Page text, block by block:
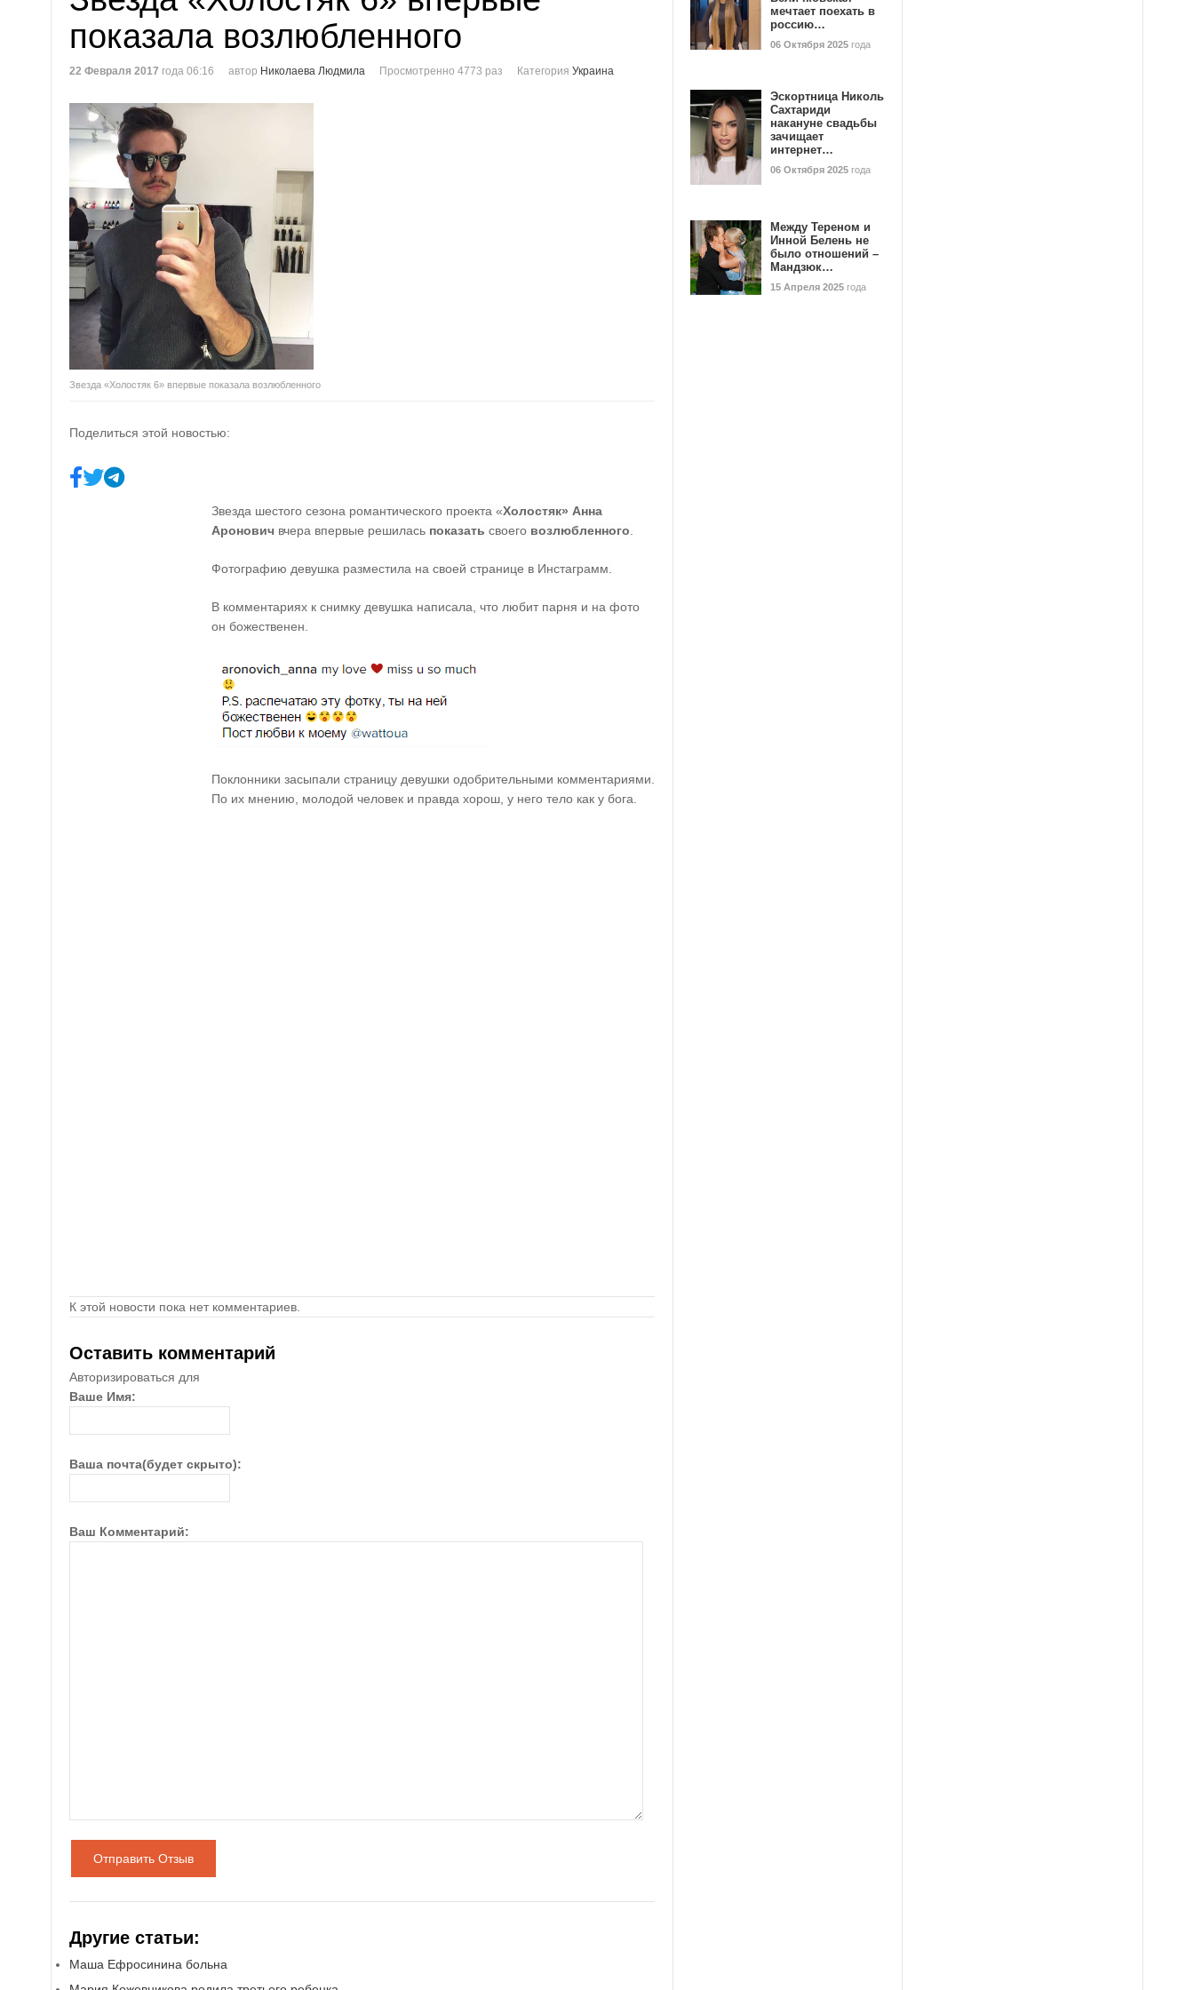
показала возлюбленного
22 Февраля 2017 года 06:16 автор Николаева Людмила Просмотренно 4773 раз Категория Украина
Звезда «Холостяк 6» впервые показала возлюбленного
Поделиться этой новостью:
Звезда шестого сезона романтического проекта «Холостяк» Анна
Аронович вчера впервые решилась показать своего возлюбленного
Фотографию девушка разместила на своей странице в Инстаграмм.
В комментариях к снимку девушка написала, что любит парня и на фото
он божественен.
Поклонники засыпали страницу девушки одобрительными комментариями.
По их мнению, молодой человек и правда хорош, у него тело как у бога.
К этой новости пока нет комментариев.
Оставить комментарий
Авторизироваться для
Ваше Имя:
Ваша почта(будет скрыто):
Ваш Комментарий:
Отправить Отзыв
Другие статьи:
Маша Ефросинина больна
мечтает поехать в
россию…
06 Октября 2025 года
Эскортница Николь
Сахтариди
накануне свадьбы
зачищает
интернет…
06 Октября 2025 года
Между Тереном и
Инной Белень не
было отношений –
Мандзюк…
15 Апреля 2025 года